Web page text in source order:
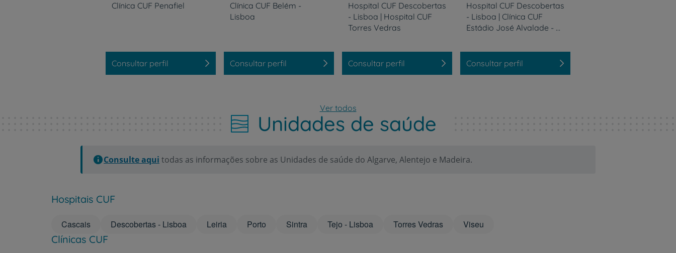
Serviços CUF
My CUF
CUF Academic Center
Sobre nós
Clínica CUF Penafiel
Consultar perfil
Clínica CUF Belém -
Lisboa
Consultar perfil
Hospital CUF Descobertas
- Lisboa | Hospital CUF
Torres Vedras
Consultar perfil
Hospital CUF Descobertas
- Lisboa | Clínica CUF
Estádio José Alvalade - Lisboa
Consultar perfil
Ver todos
Unidades de saúde
Consulte aqui todas as informações sobre as Unidades de saúde do Algarve, Alentejo e Madeira.
Hospitais CUF
Cascais Descobertas - Lisboa Leiria Porto Sintra Tejo - Lisboa Torres Vedras Viseu
Clínicas CUF